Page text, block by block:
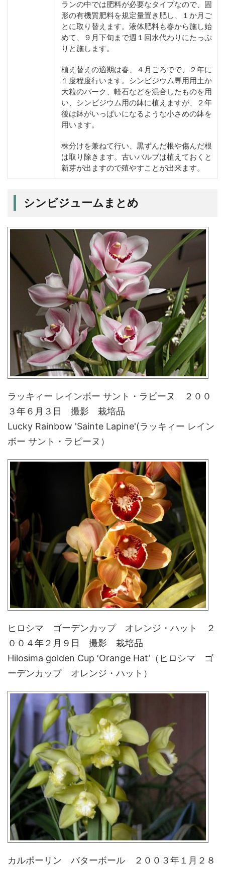
ランの中では肥料が必要なタイプなので、固
形の有機質肥料を規定量置き肥し、１か月ご
とに取り替えます。液体肥料も春から施し始
めて、９月下旬まで週１回水代わりにたっぷ
りと施します。
植え替えの適期は春、４月ごろでで、２年に
１度程度行います。シンビジウム専用用土か
大粒のバーク、軽石などを混合したものを用
い、シンビジウム用の鉢に植えますが、２年
後は鉢がいっぱいになるような小さめの鉢を
用います。
株分けを兼ねて行い、黒ずんだ根や傷んだ根
は取り除きます。古いバルブは植えておくと
新芽が出ますので殖やすことが出来ます。
シンビジュームまとめ
ラッキィー レインボー サント・ラピーヌ ２００
３年６月３日 撮影 栽培品
Lucky Rainbow 'Sainte Lapine'(ラッキィー レイン
ボー サント・ラピーヌ）
ヒロシマ ゴーデンカップ オレンジ・ハット ２
００４年２月９日 撮影 栽培品
Hilosima golden Cup ‘Orange Hat’（ヒロシマ ゴ
ーデンカップ オレンジ・ハット）
カルポーリン バターボール ２００３年１月２８